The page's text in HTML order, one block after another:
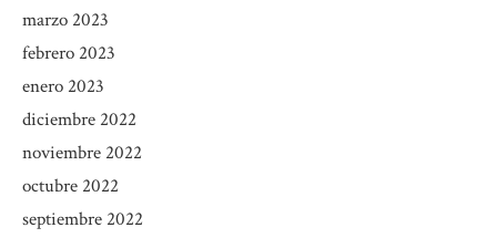
marzo 2023
febrero 2023
enero 2023
diciembre 2022
noviembre 2022
octubre 2022
septiembre 2022